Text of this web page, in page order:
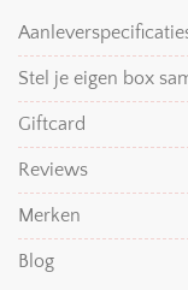
Stel je eigen box
Giftcard
Reviews
Merken
Blog